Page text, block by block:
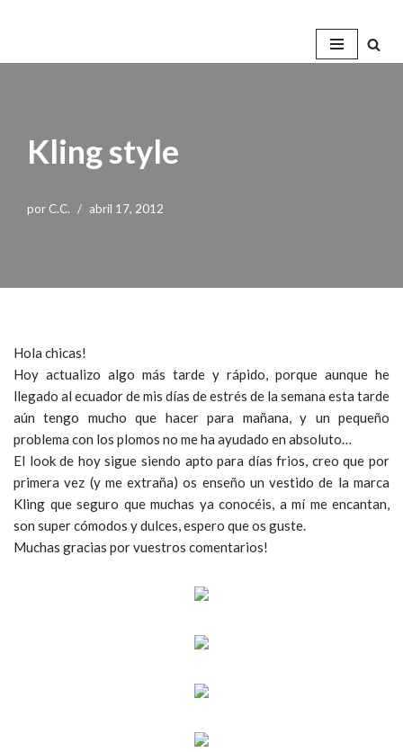
Kling style
por C.C. abril 17, 2012
Hola chicas!
Hoy actualizo algo más tarde y rápido, porque aunque he
llegado al ecuador de mis días de estrés de la semana esta tarde
aún tengo mucho que hacer para mañana, y un pequeño
problema con los plomos no me ha ayudado en absoluto…
El look de hoy sigue siendo apto para días frios, creo que por
primera vez (y me extraña) os enseño un vestido de la marca
Kling que seguro que muchas ya conocéis, a mí me encantan,
son super cómodos y dulces, espero que os guste.
Muchas gracias por vuestros comentarios!